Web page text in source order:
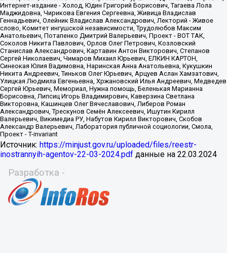
Источник: https://minjust.gov.ru/uploaded/files/reestr-
inostrannyih-agentov-22-03-2024.pdf данные на 22.03.2024
Разработка -